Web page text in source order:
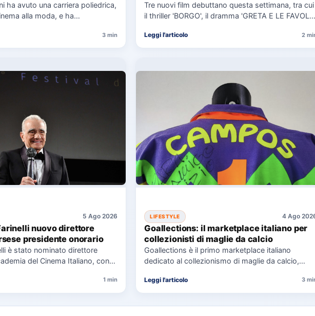
ha avuto una carriera poliedrica,
alla moda, e ha
3 min
Tre nuovi film debuttano questa settimana, tra cui
il thriller 'BORGO', il dramma 'GRETA E LE FAVOLE
Leggi l'articolo 2
5 Ago 2026
nuovo direttore
presidente onorario
è stato nominato direttore
del Cinema Italiano, con
1 min
LIFESTYLE 4 Ago
Goallections: il marketplace italiano per
collezionisti di maglie da calcio
Goallections è il primo marketplace italiano
dedicato al collezionismo di maglie da calcio,
Leggi l'articolo 3